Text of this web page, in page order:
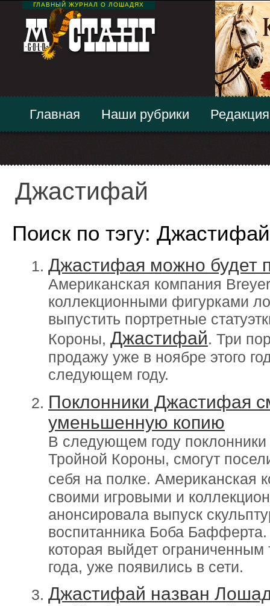
ГЛАВНЫЙ ЖУРНАЛ О ЛОШАДЯХ
Главная Наши рубрики Редакция
Джастифай
Поиск по тэгу: Джастифай
Джастифая можно будет
Американская компания
коллекционными фигурками
выпустить портретные
Короны, Джастифай. Три
продажу уже в ноябре этого
следующем году.
Поклонники Джастифая
уменьшенную копию
В следующем году
Тройной Короны, смогут
себя на полке. Американская
своими игровыми и
анонсировала выпуск
воспитанника Боба
которая выйдет
года, уже появились в сети.
Джастифай назван